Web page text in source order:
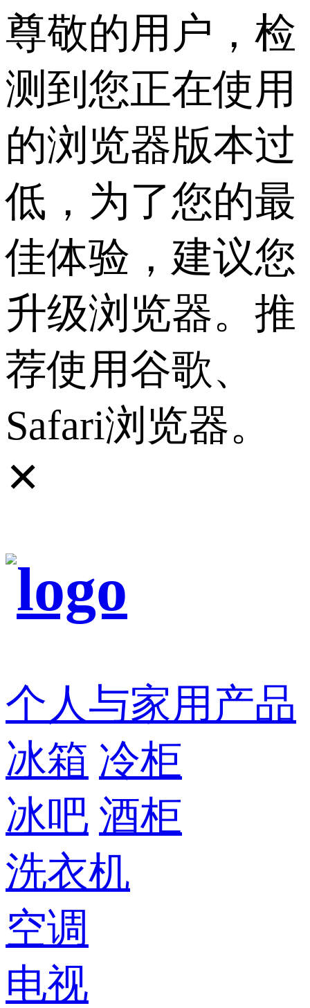
尊敬的用户，检
测到您正在使用
的浏览器版本过
低，为了您的最
佳体验，建议您
升级浏览器。推
荐使用谷歌、
Safari浏览器。
✕
个人与家用产品
冰箱 冷柜
冰吧 酒柜
洗衣机
空调
电视